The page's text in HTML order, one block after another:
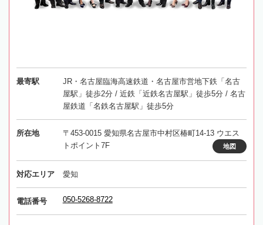
最寄駅
JR・名古屋臨海高速鉄道・名古屋市営地下鉄「名古
屋駅」徒歩2分 / 近鉄「近鉄名古屋駅」徒歩5分 / 名古
屋鉄道「名鉄名古屋駅」徒歩5分
所在地
〒453-0015 愛知県名古屋市中村区椿町14-13 ウエス
トポイント7F
地図
対応エリア 愛知
電話番号 050-5268-8722